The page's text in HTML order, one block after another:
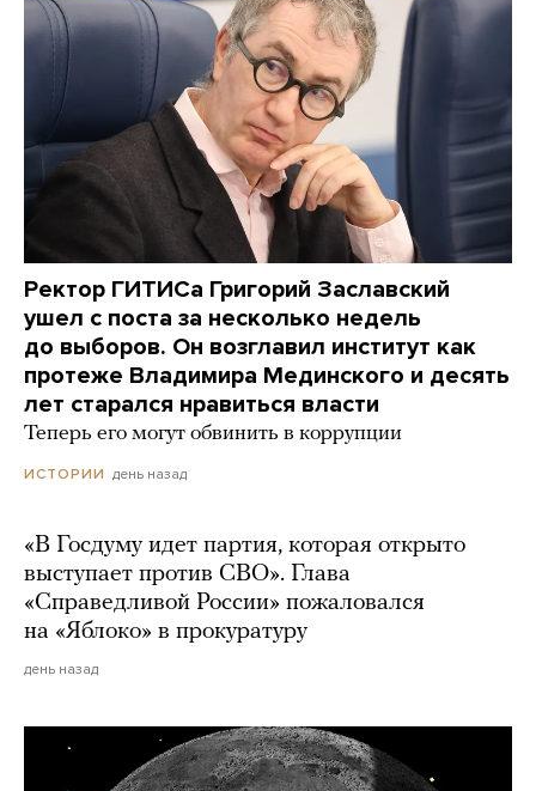
Ректор ГИТИСа Григорий Заславский
ушел с поста за несколько недель
до выборов. Он возглавил институт как
протеже Владимира Мединского и десять
лет старался нравиться власти
Теперь его могут обвинить в коррупции
ИСТОРИИ день назад
«В Госдуму идет партия, которая открыто
выступает против СВО». Глава
«Справедливой России» пожаловался
на «Яблоко» в прокуратуру
день назад